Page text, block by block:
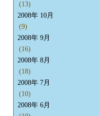
(13)
2008年 10月
(9)
2008年 9月
(16)
2008年 8月
(18)
2008年 7月
(10)
2008年 6月